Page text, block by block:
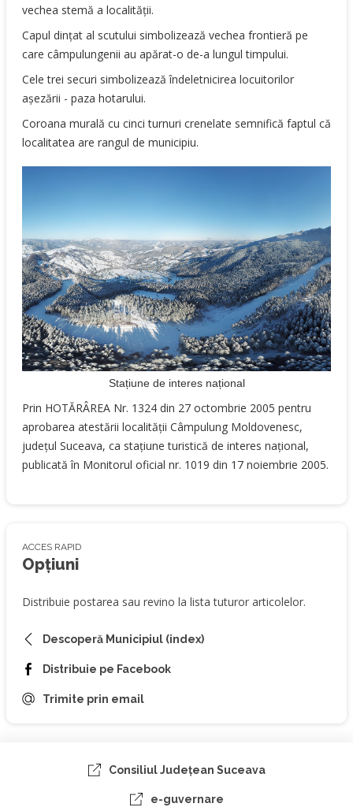
vechea stemă a localităţii.
Capul dinţat al scutului simbolizează vechea frontieră pe
care câmpulungenii au apărat-o de-a lungul timpului.
Cele trei securi simbolizează îndeletnicirea locuitorilor
aşezării - paza hotarului.
Coroana murală cu cinci turnuri crenelate semnifică faptul că
localitatea are rangul de municipiu.
Stațiune de interes național
Prin HOTĂRÂREA Nr. 1324 din 27 octombrie 2005 pentru
aprobarea atestării localităţii Câmpulung Moldovenesc,
judeţul Suceava, ca staţiune turistică de interes naţional,
publicată în Monitorul oficial nr. 1019 din 17 noiembrie 2005.
ACCES RAPID
Opțiuni
Distribuie postarea sau revino la lista tuturor articolelor.
Descoperă Municipiul (index)
Distribuie pe Facebook
Trimite prin email
Consiliul Judeţean Suceava
e-guvernare